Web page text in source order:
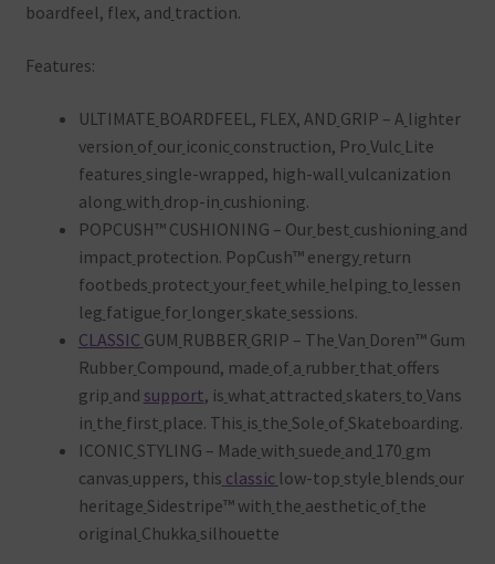
boardfeel, flex, and traction.
Features:
ULTIMATE BOARDFEEL, FLEX, AND GRIP – A lighter
version of our iconic construction, Pro Vulc Lite
features single-wrapped, high-wall vulcanization
along with drop-in cushioning.
POPCUSH™ CUSHIONING – Our best cushioning and
impact protection. PopCush™ energy return
footbeds protect your feet while helping to lessen
leg fatigue for longer skate sessions.
CLASSIC GUM RUBBER GRIP – The Van Doren™ Gum
Rubber Compound, made of a rubber that offers
grip and support, is what attracted skaters to Vans
in the first place. This is the Sole of Skateboarding.
ICONIC STYLING – Made with suede and 170 gm
canvas uppers, this classic low-top style blends our
heritage Sidestripe™ with the aesthetic of the
original Chukka silhouette